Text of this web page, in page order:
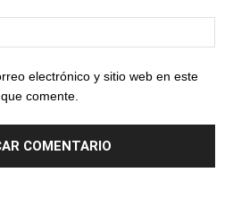
electrónico y sitio web en este
comente.